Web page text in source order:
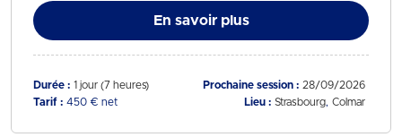
En savoir plus
Durée : 1 jour (7 heures) Prochaine session : 28/09/2026
Tarif : 450 € net Lieu : Strasbourg Colmar